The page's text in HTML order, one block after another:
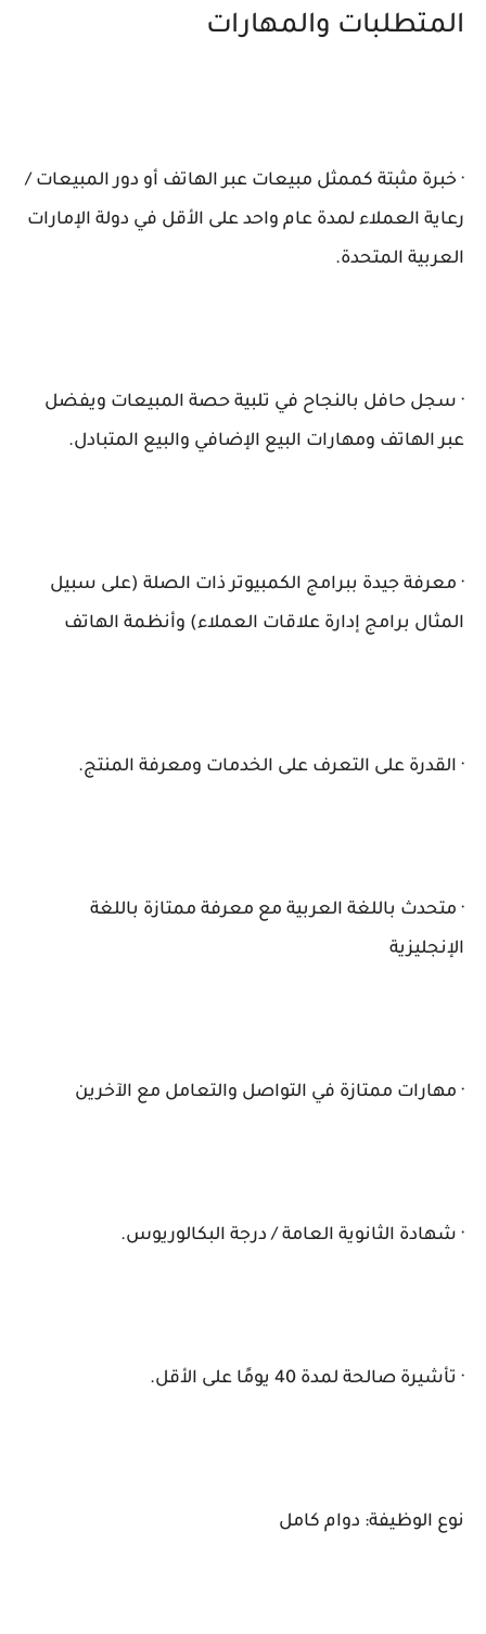
المتطلبات والمهارات
· خبرة مثبتة كممثل مبيعات عبر الهاتف أو دور المبيعات /
رعاية العملاء لمدة عام واحد على الأقل في دولة الإمارات
العربية المتحدة.
· سجل حافل بالنجاح في تلبية حصة المبيعات ويفضل
عبر الهاتف ومهارات البيع الإضافي والبيع المتبادل.
· معرفة جيدة ببرامج الكمبيوتر ذات الصلة (على سبيل
المثال برامج إدارة علاقات العملاء) وأنظمة الهاتف
· القدرة على التعرف على الخدمات ومعرفة المنتج.
· متحدث باللغة العربية مع معرفة ممتازة باللغة
الإنجليزية
· مهارات ممتازة في التواصل والتعامل مع الآخرين
· شهادة الثانوية العامة / درجة البكالوريوس.
· تأشيرة صالحة لمدة 40 يومًا على الأقل.
نوع الوظيفة: دوام كامل